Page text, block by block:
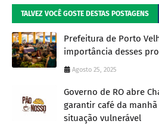
TALVEZ VOCÊ GOSTE DESTAS POSTAGENS
Prefeitura de Porto
importância desses
Agosto 25, 2025
Governo de RO abre
garantir café da
situação vulnerável